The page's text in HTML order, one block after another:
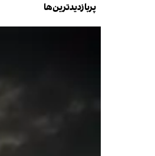
پربازدیدترین‌ها